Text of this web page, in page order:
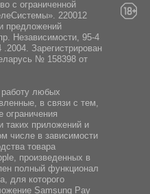
с ограниченной
220012
предложений
Независимости, 95-4
Зарегистрирован
№ 158398 от
работу любых
в связи с тем,
ограничения
таких приложений и
числе в зависимости
товара
произведенных в
полный функционал
для которого
Samsung Pay